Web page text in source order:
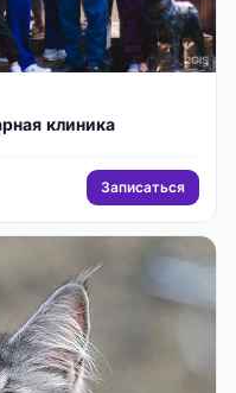
клиника
Записаться